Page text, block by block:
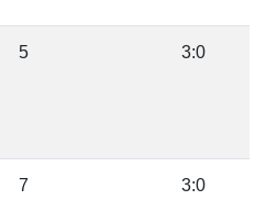
5 3:0
7 3:0